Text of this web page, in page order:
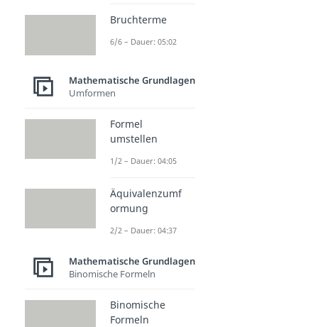
Bruchterme
6/6 – Dauer: 05:02
Mathematische Grundlagen
Umformen
Formel
umstellen
1/2 – Dauer: 04:05
Äquivalenzumf
ormung
2/2 – Dauer: 04:37
Mathematische Grundlagen
Binomische Formeln
Binomische
Formeln